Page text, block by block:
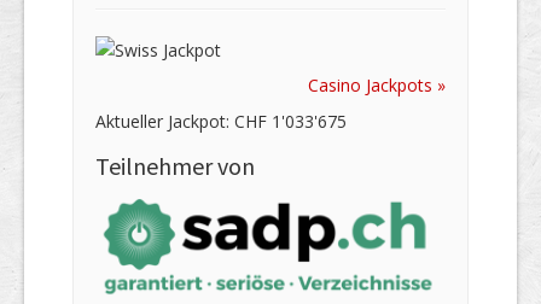
Casino Jackpots »
Aktueller Jackpot: CHF 1'033'675
Teilnehmer von